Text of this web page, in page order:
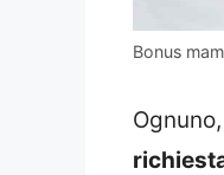
Bonus